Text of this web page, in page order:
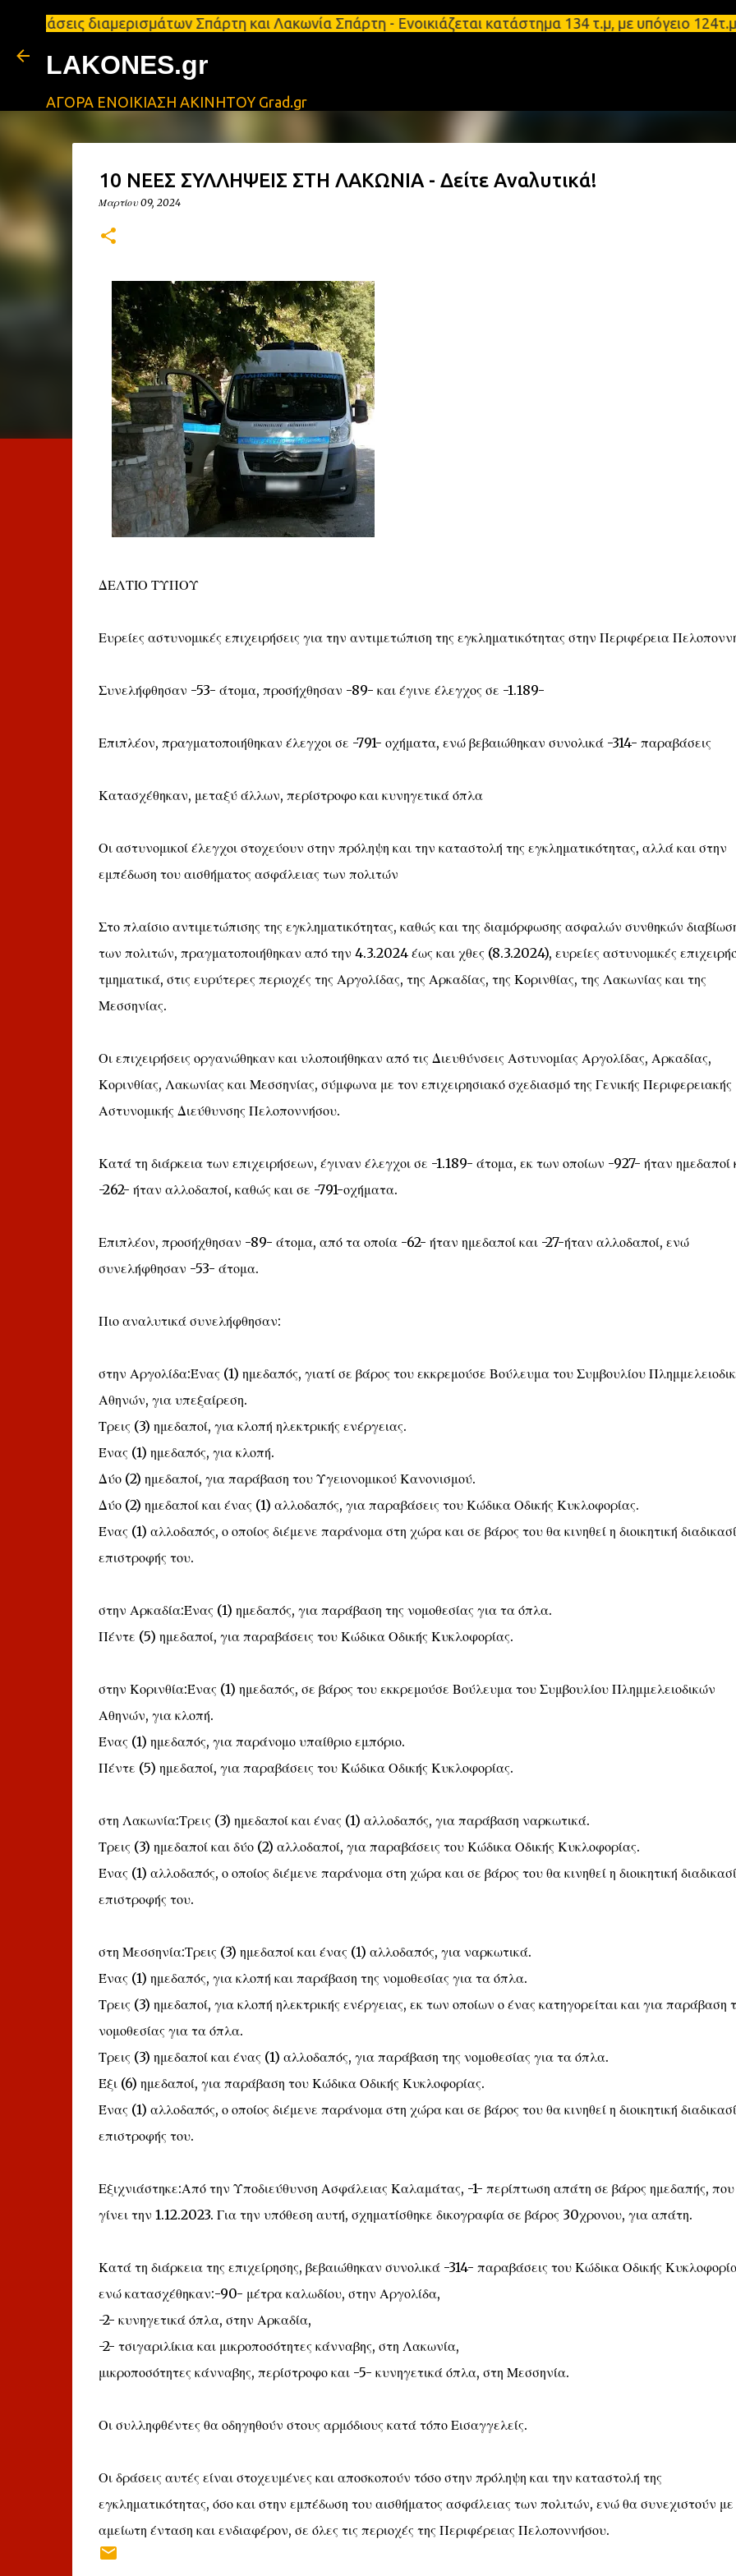
Μετάβαση στο κύριο περιεχόμενο
διαμερισμάτων Σπάρτη και Λακωνία Σπάρτη - Ενοικιάζεται κατάστημα 134 τ.μ, με υπόγειο
LAKONES.gr
ΑΓΟΡΑ ΕΝΟΙΚΙΑΣΗ ΑΚΙΝΗΤΟΥ Grad.gr
10 ΝΕΕΣ ΣΥΛΛΗΨΕΙΣ ΣΤΗ ΛΑΚΩΝΙΑ - Δείτε Αναλυτικά!
Μαρτίου 09, 2024
ΔΕΛΤΙΟ ΤΥΠΟΥ
Ευρείες αστυνομικές επιχειρήσεις για την αντιμετώπιση της εγκληματικότητας στην Περιφέρεια
Συνελήφθησαν -53- άτομα, προσήχθησαν -89- και έγινε έλεγχος σε -1.189-
Επιπλέον, πραγματοποιήθηκαν έλεγχοι σε -791- οχήματα, ενώ βεβαιώθηκαν συνολικά -314- παραβάσεις
Κατασχέθηκαν, μεταξύ άλλων, περίστροφο και κυνηγετικά όπλα
Οι αστυνομικοί έλεγχοι στοχεύουν στην πρόληψη και την καταστολή της εγκληματικότητας, αλλά και στην
εμπέδωση του αισθήματος ασφάλειας των πολιτών
Στο πλαίσιο αντιμετώπισης της εγκληματικότητας, καθώς και της διαμόρφωσης ασφαλών συνθηκών
των πολιτών, πραγματοποιήθηκαν από την 4.3.2024 έως και χθες (8.3.2024), ευρείες αστυνομικές
τμηματικά, στις ευρύτερες περιοχές της Αργολίδας, της Αρκαδίας, της Κορινθίας, της Λακωνίας και της
Μεσσηνίας.
Οι επιχειρήσεις οργανώθηκαν και υλοποιήθηκαν από τις Διευθύνσεις Αστυνομίας Αργολίδας, Αρκαδίας,
Κορινθίας, Λακωνίας και Μεσσηνίας, σύμφωνα με τον επιχειρησιακό σχεδιασμό της Γενικής Περιφερειακής
Αστυνομικής Διεύθυνσης Πελοποννήσου.
Κατά τη διάρκεια των επιχειρήσεων, έγιναν έλεγχοι σε -1.189- άτομα, εκ των οποίων -927- ήταν ημεδαποί
-262- ήταν αλλοδαποί, καθώς και σε -791-οχήματα.
Επιπλέον, προσήχθησαν -89- άτομα, από τα οποία -62- ήταν ημεδαποί και -27-ήταν αλλοδαποί, ενώ
συνελήφθησαν -53- άτομα.
Πιο αναλυτικά συνελήφθησαν:
στην Αργολίδα:Ένας (1) ημεδαπός, γιατί σε βάρος του εκκρεμούσε Βούλευμα του Συμβουλίου
Αθηνών, για υπεξαίρεση.
Τρεις (3) ημεδαποί, για κλοπή ηλεκτρικής ενέργειας.
Ένας (1) ημεδαπός, για κλοπή.
Δύο (2) ημεδαποί, για παράβαση του Υγειονομικού Κανονισμού.
Δύο (2) ημεδαποί και ένας (1) αλλοδαπός, για παραβάσεις του Κώδικα Οδικής Κυκλοφορίας.
Ένας (1) αλλοδαπός, ο οποίος διέμενε παράνομα στη χώρα και σε βάρος του θα κινηθεί η διοικητική
επιστροφής του.
στην Αρκαδία:Ένας (1) ημεδαπός, για παράβαση της νομοθεσίας για τα όπλα.
Πέντε (5) ημεδαποί, για παραβάσεις του Κώδικα Οδικής Κυκλοφορίας.
στην Κορινθία:Ένας (1) ημεδαπός, σε βάρος του εκκρεμούσε Βούλευμα του Συμβουλίου Πλημμελειοδικών
Αθηνών, για κλοπή.
Ένας (1) ημεδαπός, για παράνομο υπαίθριο εμπόριο.
Πέντε (5) ημεδαποί, για παραβάσεις του Κώδικα Οδικής Κυκλοφορίας.
στη Λακωνία:Τρεις (3) ημεδαποί και ένας (1) αλλοδαπός, για παράβαση ναρκωτικά.
Τρεις (3) ημεδαποί και δύο (2) αλλοδαποί, για παραβάσεις του Κώδικα Οδικής Κυκλοφορίας.
Ένας (1) αλλοδαπός, ο οποίος διέμενε παράνομα στη χώρα και σε βάρος του θα κινηθεί η διοικητική
επιστροφής του.
στη Μεσσηνία:Τρεις (3) ημεδαποί και ένας (1) αλλοδαπός, για ναρκωτικά.
Ένας (1) ημεδαπός, για κλοπή και παράβαση της νομοθεσίας για τα όπλα.
Τρεις (3) ημεδαποί, για κλοπή ηλεκτρικής ενέργειας, εκ των οποίων ο ένας κατηγορείται και για παράβαση
νομοθεσίας για τα όπλα.
Τρεις (3) ημεδαποί και ένας (1) αλλοδαπός, για παράβαση της νομοθεσίας για τα όπλα.
Έξι (6) ημεδαποί, για παράβαση του Κώδικα Οδικής Κυκλοφορίας.
Ένας (1) αλλοδαπός, ο οποίος διέμενε παράνομα στη χώρα και σε βάρος του θα κινηθεί η διοικητική
επιστροφής του.
Εξιχνιάστηκε:Από την Υποδιεύθυνση Ασφάλειας Καλαμάτας, -1- περίπτωση απάτη σε βάρος ημεδαπής, που
γίνει την 1.12.2023. Για την υπόθεση αυτή, σχηματίσθηκε δικογραφία σε βάρος 30χρονου, για απάτη.
Κατά τη διάρκεια της επιχείρησης, βεβαιώθηκαν συνολικά -314- παραβάσεις του Κώδικα Οδικής
ενώ κατασχέθηκαν:-90- μέτρα καλωδίου, στην Αργολίδα,
-2- κυνηγετικά όπλα, στην Αρκαδία,
-2- τσιγαριλίκια και μικροποσότητες κάνναβης, στη Λακωνία,
μικροποσότητες κάνναβης, περίστροφο και -5- κυνηγετικά όπλα, στη Μεσσηνία.
Οι συλληφθέντες θα οδηγηθούν στους αρμόδιους κατά τόπο Εισαγγελείς.
Οι δράσεις αυτές είναι στοχευμένες και αποσκοπούν τόσο στην πρόληψη και την καταστολή της
εγκληματικότητας, όσο και στην εμπέδωση του αισθήματος ασφάλειας των πολιτών, ενώ θα συνεχιστούν με
αμείωτη ένταση και ενδιαφέρον, σε όλες τις περιοχές της Περιφέρειας Πελοποννήσου.